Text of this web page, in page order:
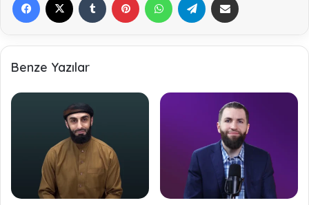
Benze Yazılar